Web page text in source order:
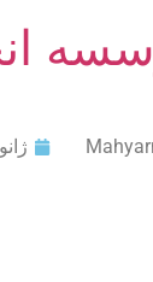
ژانویه